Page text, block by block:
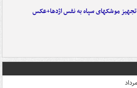
تجهیز موشکهای سپاه به نفس اژدها+عکس